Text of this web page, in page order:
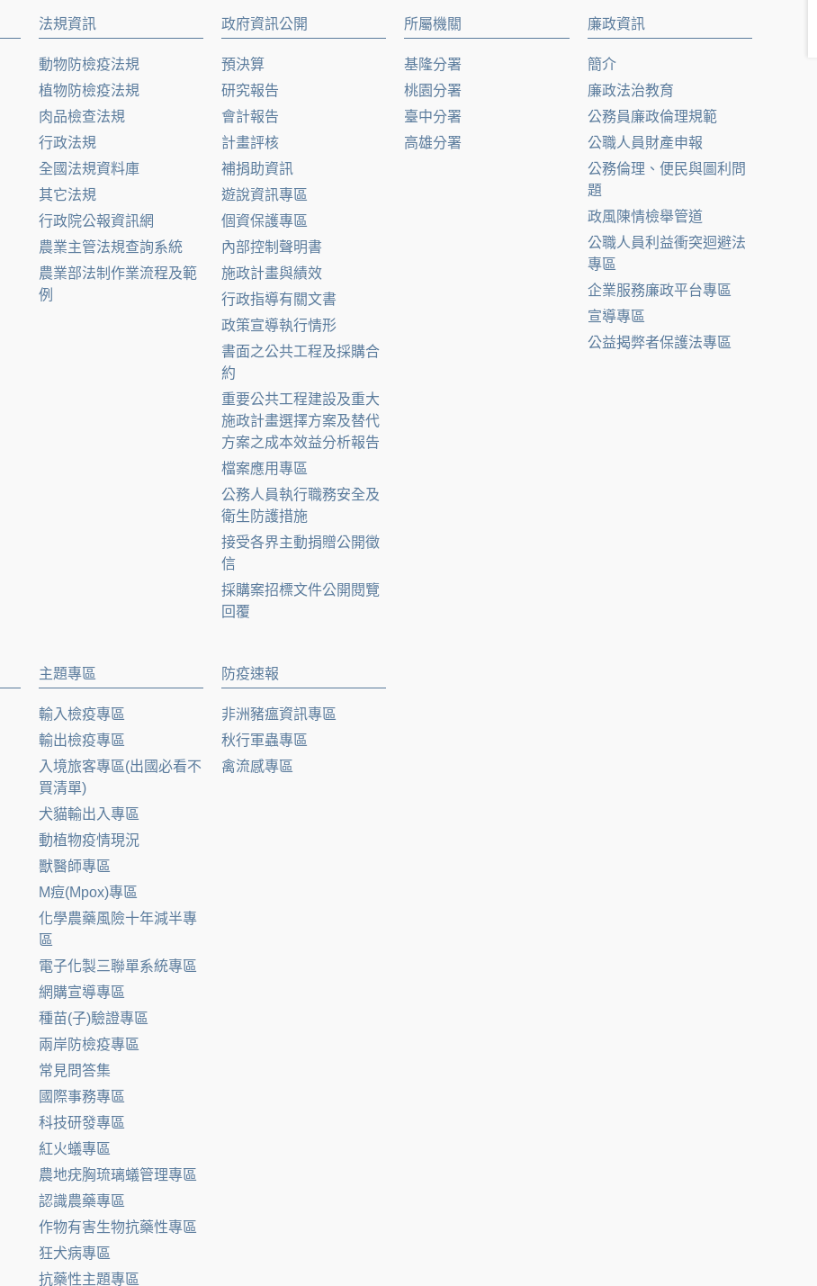
法規資訊
動物防檢疫法規
植物防檢疫法規
肉品檢查法規
行政法規
全國法規資料庫
其它法規
行政院公報資訊網
農業主管法規查詢系統
農業部法制作業流程及範
例
政府資訊公開
預決算
研究報告
會計報告
計畫評核
補捐助資訊
遊說資訊專區
個資保護專區
內部控制聲明書
施政計畫與績效
行政指導有關文書
政策宣導執行情形
書面之公共工程及採購合
約
重要公共工程建設及重大
施政計畫選擇方案及替代
方案之成本效益分析報告
檔案應用專區
公務人員執行職務安全及
衛生防護措施
接受各界主動捐贈公開徵
信
採購案招標文件公開閱覽
回覆
所屬機關
基隆分署
桃園分署
臺中分署
高雄分署
廉政資訊
簡介
廉政法治教育
公務員廉政倫理規範
公職人員財產申報
公務倫理、便民與圖利問
題
政風陳情檢舉管道
公職人員利益衝突迴避法
專區
企業服務廉政平台專區
宣導專區
公益揭弊者保護法專區
主題專區
輸入檢疫專區
輸出檢疫專區
入境旅客專區(出國必看不
買清單)
犬貓輸出入專區
動植物疫情現況
獸醫師專區
M痘(Mpox)專區
化學農藥風險十年減半專
區
電子化製三聯單系統專區
網購宣導專區
種苗(子)驗證專區
兩岸防檢疫專區
常見問答集
國際事務專區
科技研發專區
紅火蟻專區
農地疣胸琉璃蟻管理專區
認識農藥專區
作物有害生物抗藥性專區
狂犬病專區
抗藥性主題專區
防疫速報
非洲豬瘟資訊專區
秋行軍蟲專區
禽流感專區